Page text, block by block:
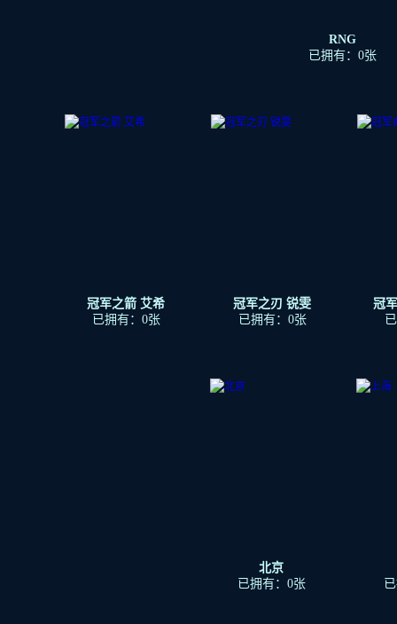
RNG
已拥有：0张
冠军之箭 艾希
已拥有：0张
冠军之刃 锐雯
已拥有：0张
冠
北京
已拥有：0张